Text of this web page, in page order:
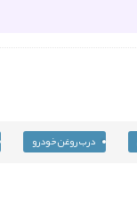
درب روغن خودرو